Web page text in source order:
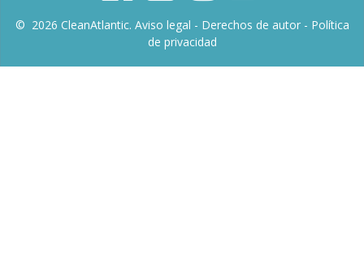
© 2026 CleanAtlantic. Aviso legal - Derechos de autor - Política
de privacidad